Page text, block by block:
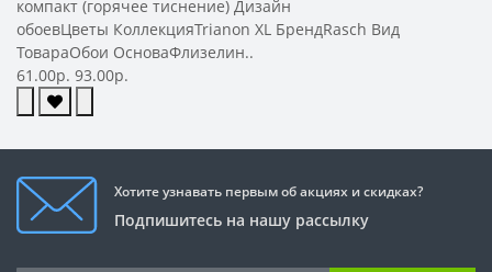
компакт (горячее тиснение) Дизайн
обоевЦветы КоллекцияTrianon XL БрендRasch Вид
ТовараОбои ОсноваФлизелин..
61.00р. 93.00р.
Хотите узнавать первым об акциях и скидках?
Подпишитесь на нашу рассылку